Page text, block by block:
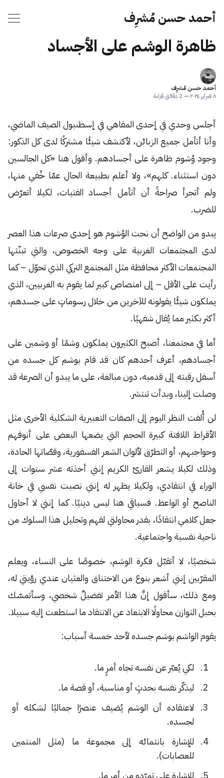
أحمد حسن مُشرِف
ظاهرة الوشم على الأجساد
أحمد حسن مُشرِف
٨ فبراير ٢٠٢٤
—2 دقائق قراءة
أجلس وحدي في إحدى المقاهي في إسطنبول الصيف الماضي،
وأنا أتأمل جميع الزبائن، لأكتشف شيئًا مشتركًا لدى كل الذكور:
وجود وُشوم ظاهرة على أجسادهم. وأقول هنا «كل الجالسين
دون استثناء. كلهم»، ولا أعلم بطبيعة الحال عمّا خُفي منها،
ولم أتجرأ صراحةً أن أتأمل أجساد الفتيات، لكيلا أتعرّض
للضرب.
يبدو من الواضح أن نحت الوُشوم هو إحدى صرعات هذا العصر
لدى المجتمعات الغربية على وجه الخصوص، والتي تبنّتها
المجتمعات الأكثر محافظة مثل المجتمع التركي الذي تحوّل – كما
رأيت على الأقل – إلى امتصاص كبير لما يقوم به الغربيين، الذي
يملكون شيئًا يقولونه للآخرين من خلال رسوماتٍ على جسدهم،
أكثر بكثير مما يُقال شفهيًا.
أما في مجتمعنا، أصبح الكثيرون يملكون وشمًا أو وشمين على
أجسادهم، أعرف أحدهم كان قد قام بوشم كل جسده من
أسفل رقبته إلى قدميه، دون مبالغة، على ما يبدو أن الصرعة قد
وصلت إلينا، وبدأت تنتشر.
لن أُلفت النظر اليوم إلى الصفات التعبيرية الشكلية الأخرى مثل
الأقراط اللافتة كبيرة الحجم التي يضعها البعض على أنوفهم
وحواجبهم، أو التطرّق لألوان الشعر الفسفورية، وقصّاتها الحادة،
وذلك لكيلا يشعر القارئ الكريم إنني أخذته عشر سنوات إلى
الوراء في انتقادي، ولكيلا يظهر له إنني نصبت نفسي في خانة
الناصح أو الواعظ. فسياقي هنا ليس دينيًا. كما إنني لا أحاول
جعل كلامي انتقادًا، بقدر محاولتي لفهم وتحليل هذا السلوك من
ناحية نفسية واجتماعية.
شخصيًا، لا أتقبّل فكرة الوشم، خصوصًا على النساء، ويعلم
المقرّبين إنني أشعر بنوع من الاختناق والغثيان عندي رؤيتي له،
ومع ذلك، سأقول إنَّ هذا الأمر تفضيلٌ شخصي، وسأتمسّك
بحبل التوازن محاولًا الابتعاد عن الانتقاد ما استطعت إليه سبيلا.
يقوم الواشم بوشم جسده لأحد خمسة أسباب:
لكي يُعبّر عن نفسه تجاه أمرٍ ما.
ليذكّر نفسه بحدثٍ أو مناسبة، أو قصة ما.
لاعتقاده أن الوشم يُضيف عنصرًا جماليًا لشكله أو
لجسده.
للإشارة بانتمائه إلى مجموعة ما (مثل المنتمين
للعصابات).